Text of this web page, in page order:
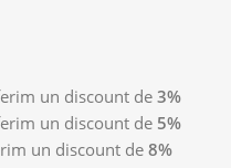
un discount de 3%
un discount de 5%
un discount de 8%